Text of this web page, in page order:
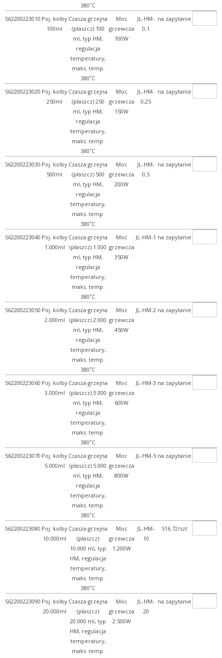
+ Mikroskopy
+ Rozdrabnianie i homogen...
+ Systemy oczyszczania wo...
+ Urządzenia do pomiaru
+ Wyroby metalowe
+ Wyroby z gumy, drewna, ...
+ Z przymrużeniem oka
380˚C
562200223010 Poj. kolby
100ml
Czasza grzejna
(płaszcz) 100
ml, typ HM,
regulacja
temperatury,
maks. temp.
380˚C
Moc
grzewcza
100W
JL-HM-
0,1
na zapytanie
562200223020 Poj. kolby
250ml
Czasza grzejna
(płaszcz) 250
ml, typ HM,
regulacja
temperatury,
maks. temp.
380˚C
Moc
grzewcza
150W
JL-HM-
0,25
na zapytanie
562200223030 Poj. kolby
500ml
Czasza grzejna
(płaszcz) 500
ml, typ HM,
regulacja
temperatury,
maks. temp.
380˚C
Moc
grzewcza
200W
JL-HM-
0,5
na zapytanie
562200223040 Poj. kolby
1.000ml
Czasza grzejna
(płaszcz) 1.000
ml, typ HM,
regulacja
temperatury,
maks. temp.
380˚C
Moc
grzewcza
350W
JL-HM-1 na zapytanie
562200223050 Poj. kolby
2.000ml
Czasza grzejna
(płaszcz) 2.000
ml, typ HM,
regulacja
temperatury,
maks. temp.
380˚C
Moc
grzewcza
450W
JL-HM-2 na zapytanie
562200223060 Poj. kolby
3.000ml
Czasza grzejna
(płaszcz) 3.000
ml, typ HM,
regulacja
temperatury,
maks. temp.
380˚C
Moc
grzewcza
600W
JL-HM-3 na zapytanie
562200223070 Poj. kolby
5.000ml
Czasza grzejna
(płaszcz) 5.000
ml, typ HM,
regulacja
temperatury,
maks. temp.
380˚C
Moc
grzewcza
800W
JL-HM-5 na zapytanie
562200223080 Poj. kolby
10.000ml
Czasza grzejna
(płaszcz)
10.000 ml, typ
HM, regulacja
temperatury,
maks. temp.
380˚C
Moc
grzewcza
1.200W
JL-HM-
10
516.72/szt
562200223090 Poj. kolby
20.000ml
Czasza grzejna
(płaszcz)
20.000 ml, typ
HM, regulacja
temperatury,
maks. temp.
Moc
grzewcza
2.500W
JL-HM-
20
na zapytanie